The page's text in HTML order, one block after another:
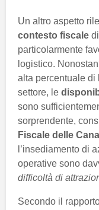
Un altro aspetto
contesto fiscale di
particolarmente
logistico.
alta percentuale di
settore, le
sono
sorprendente,
Fiscale delle
l’insediamento di
operative sono
difficoltà di
Secondo il